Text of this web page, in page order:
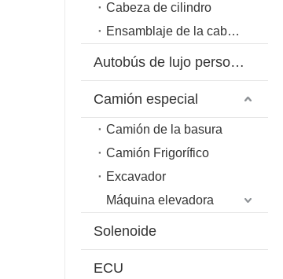
Cabeza de cilindro
Ensamblaje de la cabeza del cilindro
Autobús de lujo personalizado
Camión especial
Camión de la basura
Camión Frigorífico
Excavador
Máquina elevadora
Solenoide
ECU